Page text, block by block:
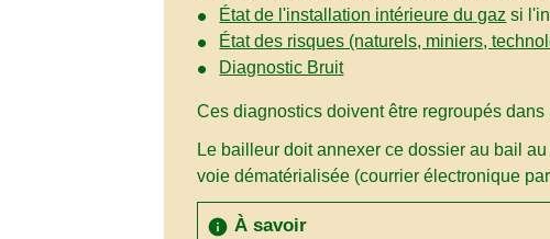
État de l'installation intérieure du gaz si
État des risques (naturels, miniers,
Diagnostic Bruit
Ces diagnostics doivent être regroupés
Le bailleur doit annexer ce dossier au bail
voie dématérialisée (courrier électronique
info À savoir